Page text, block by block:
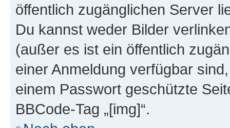
öffentlich zugänglichen Server
Du kannst weder Bilder
(außer es ist ein öffentlich
einer Anmeldung verfügbar
einem Passwort geschützte
BBCode-Tag „[img]“.